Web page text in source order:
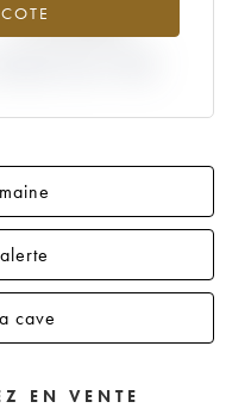
+14.29%
cave
EN VENTE